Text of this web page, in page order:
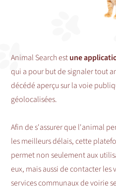
Animal Search estune
qui a pour but de signaler tout
décédé aperçu sur la voie
géolocalisées.
Afin de s'assurer que l'animal
les meilleurs délais, cette
permet non seulement aux
eux, mais aussi de contacter les
services communaux de voirie